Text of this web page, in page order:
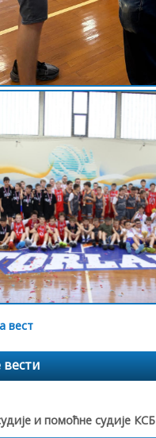
вест
вести
и помоћне судије КСБ